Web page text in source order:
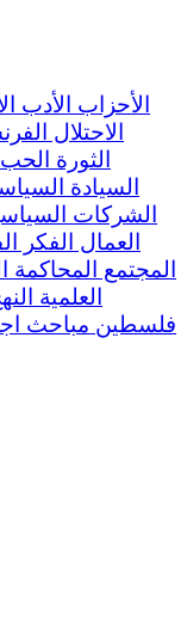
الأحزاب
الأدب
الاحتلال
الثورة
الحب
السيادة
الشركات
العمال
الفكر
المجتمع
المحاكمة
العلمية
فلسطين مباحث